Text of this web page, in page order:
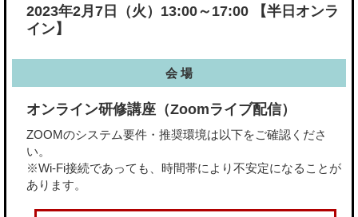
2023年2月7日（火）13:00～17:00 【半日オンラ
イン】
会 場
オンライン研修講座（Zoomライブ配信）
ZOOMのシステム要件・推奨環境は以下をご確認くださ
い。
※Wi-Fi接続であっても、時間帯により不安定になることが
あります。